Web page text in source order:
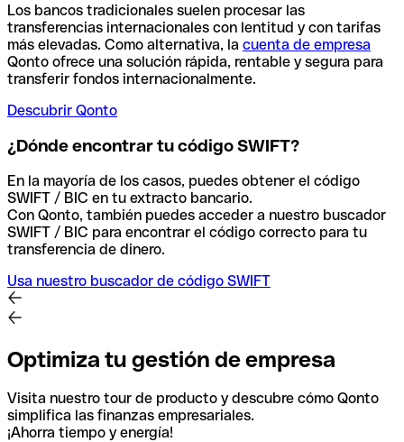
Los bancos tradicionales suelen procesar las
transferencias internacionales con lentitud y con tarifas
más elevadas. Como alternativa, la cuenta de empresa
Qonto ofrece una solución rápida, rentable y segura para
transferir fondos internacionalmente.
Descubrir Qonto
¿Dónde encontrar tu código SWIFT?
En la mayoría de los casos, puedes obtener el código
SWIFT / BIC en tu extracto bancario.
Con Qonto, también puedes acceder a nuestro buscador
SWIFT / BIC para encontrar el código correcto para tu
transferencia de dinero.
Usa nuestro buscador de código SWIFT
Optimiza tu gestión de empresa
Visita nuestro tour de producto y descubre cómo Qonto
simplifica las finanzas empresariales.
¡Ahorra tiempo y energía!